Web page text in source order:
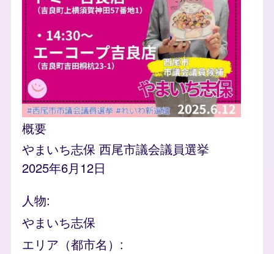
概要
やまいち志保 西尾市議会議員選挙
2025年6月12日
人物
やまいち志保
エリア（都市名）